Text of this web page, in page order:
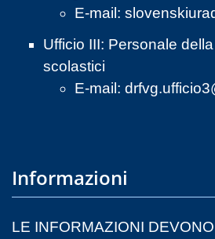
E-mail:
Ufficio III: Personale
scolastici
E-mail:
Informazioni
LE INFORMAZIONI